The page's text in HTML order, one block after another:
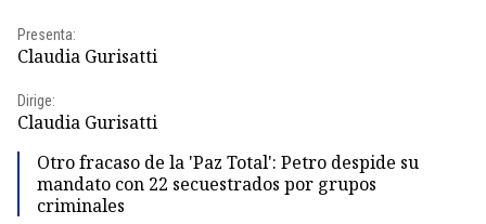
Presenta:
Claudia Gurisatti
Dirige:
Claudia Gurisatti
Otro fracaso de la 'Paz Total': Petro despide su
mandato con 22 secuestrados por grupos
criminales